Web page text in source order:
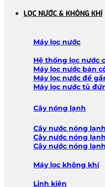
LỌC NƯỚC & KHÔNG KHÍ
Máy lọc nước
Hệ thống lọc nước
Máy lọc nước bán
Máy lọc nước để
Máy lọc nước tủ
Cây nóng lạnh
Cây nước nóng
Cây nước nóng
Cây nước nóng
Máy lọc không khí
Linh kiện